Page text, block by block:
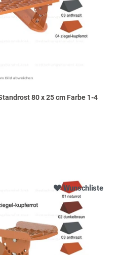
80 x 25 cm Farbe 1-4
Wunschliste